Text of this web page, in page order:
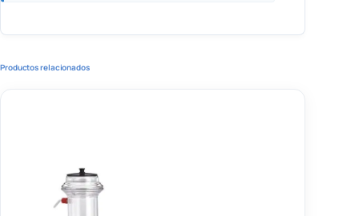
Productos relacionados